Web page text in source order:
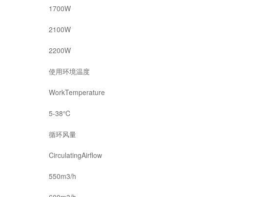
1700W
2100W
2200W
使用环境温度
WorkTemperature
5-38℃
循环风量
CirculatingAirflow
550m3/h